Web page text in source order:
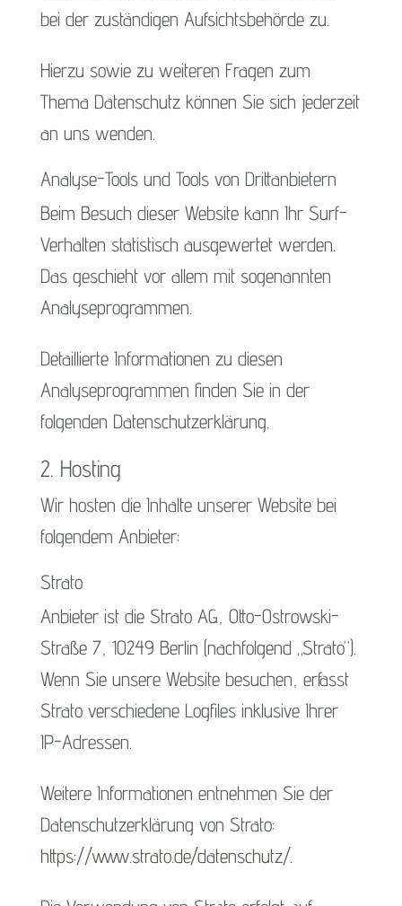
bei der zuständigen Aufsichtsbehörde zu.
Hierzu sowie zu weiteren Fragen zum
Thema Datenschutz können Sie sich jederzeit
an uns wenden.
Analyse-Tools und Tools von Dritt­anbietern
Beim Besuch dieser Website kann Ihr Surf-
Verhalten statistisch ausgewertet werden.
Das geschieht vor allem mit sogenannten
Analyseprogrammen.
Detaillierte Informationen zu diesen
Analyseprogrammen finden Sie in der
folgenden Datenschutzerklärung.
2. Hosting
Wir hosten die Inhalte unserer Website bei
folgendem Anbieter:
Strato
Anbieter ist die Strato AG, Otto-Ostrowski-
Straße 7, 10249 Berlin (nachfolgend „Strato“).
Wenn Sie unsere Website besuchen, erfasst
Strato verschiedene Logfiles inklusive Ihrer
IP-Adressen.
Weitere Informationen entnehmen Sie der
Datenschutzerklärung von Strato:
https://www.strato.de/datenschutz/.